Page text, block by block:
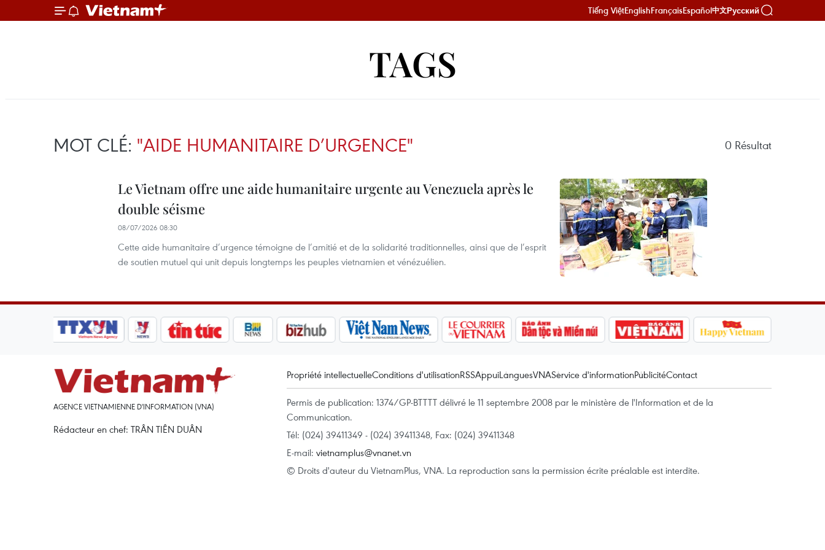
Tiếng ViệtEnglishFrançaisEspañol中文Русский
TAGS
MOT CLÉ: "AIDE HUMANITAIRE D’URGENCE" 0 Résultat
Le Vietnam offre une aide humanitaire urgente au Venezuela après le
double séisme
08/07/2026 08:30
Cette aide humanitaire d’urgence témoigne de l’amitié et de la solidarité traditionnelles, ainsi que de l’esprit
de soutien mutuel qui unit depuis longtemps les peuples vietnamien et vénézuélien.
AGENCE VIETNAMIENNE D'INFORMATION (VNA)
Rédacteur en chef: TRÂN TIÊN DUÂN
Propriété intellectuelleConditions d'utilisationRSSAppuiLanguesVNAService d'informationPublicitéContact
Permis de publication: 1374/GP-BTTTT délivré le 11 septembre 2008 par le ministère de l'Information et de la
Communication.
Tél: (024) 39411349 - (024) 39411348, Fax: (024) 39411348
E-mail: vietnamplus@vnanet.vn
© Droits d'auteur du VietnamPlus, VNA. La reproduction sans la permission écrite préalable est interdite.